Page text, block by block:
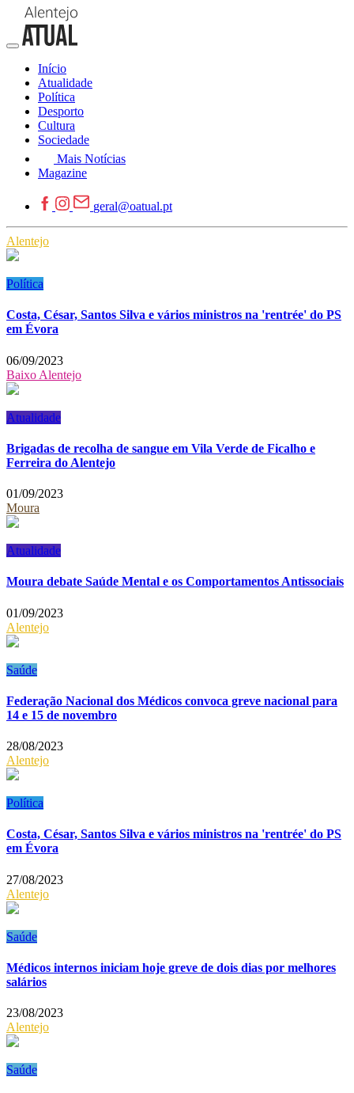
Início
Atualidade
Política
Desporto
Cultura
Sociedade
Mais Notícias
Magazine
geral@oatual.pt
Alentejo
Política
Costa, César, Santos Silva e vários ministros na 'rentrée' do PS
em Évora
06/09/2023
Baixo Alentejo
Atualidade
Brigadas de recolha de sangue em Vila Verde de Ficalho e
Ferreira do Alentejo
01/09/2023
Moura
Atualidade
Moura debate Saúde Mental e os Comportamentos Antissociais
01/09/2023
Alentejo
Saúde
Federação Nacional dos Médicos convoca greve nacional para
14 e 15 de novembro
28/08/2023
Alentejo
Política
Costa, César, Santos Silva e vários ministros na 'rentrée' do PS
em Évora
27/08/2023
Alentejo
Saúde
Médicos internos iniciam hoje greve de dois dias por melhores
salários
23/08/2023
Alentejo
Saúde